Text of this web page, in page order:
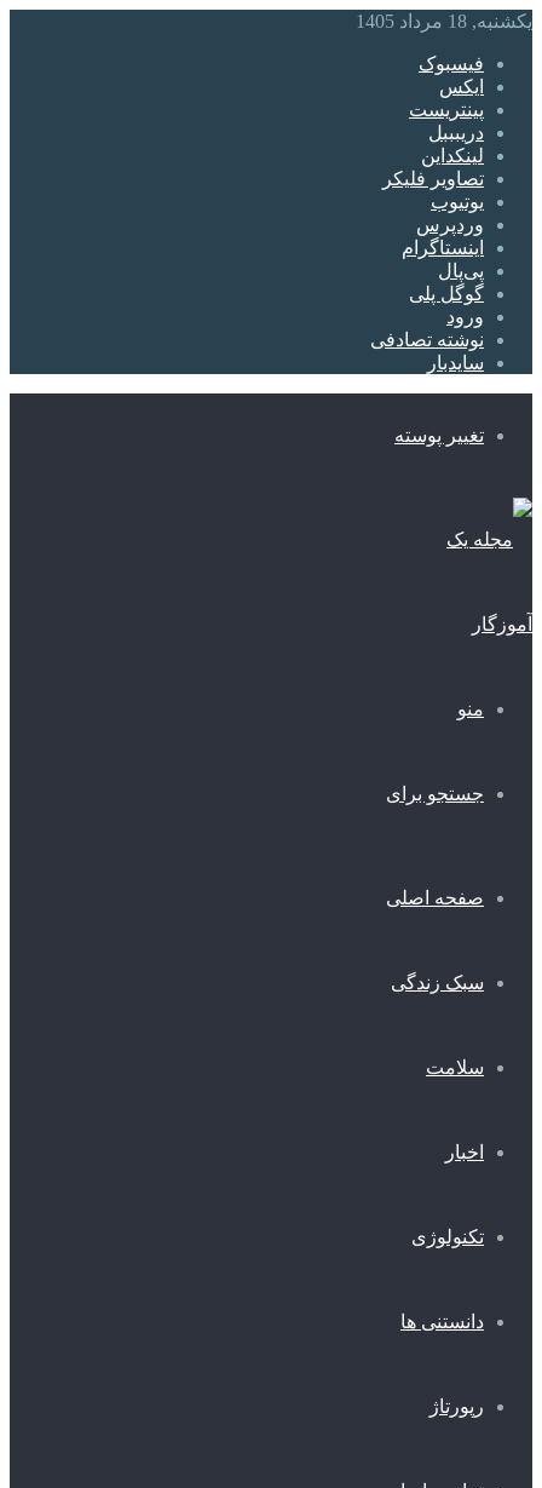
یکشنبه, 18 مرداد 1405
فیسبوک
ایکس
پینتریست
دریبببل
لینکداین
تصاویر فلیکر
یوتیوب
وردپرس
اینستاگرام
پی‌پال
گوگل پلی
ورود
نوشته تصادفی
سایدبار
تغییر پوسته
منو
جستجو برای
صفحه اصلی
سبک زندگی
سلامت
اخبار
تکنولوژی
دانستنی ها
رپورتاژ